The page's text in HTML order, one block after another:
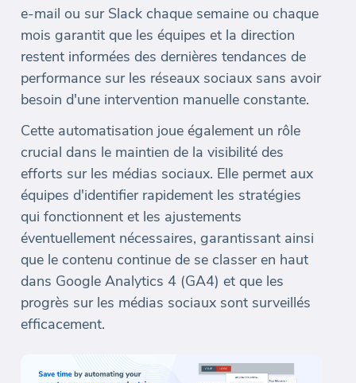
e-mail ou sur Slack chaque semaine ou chaque
mois garantit que les équipes et la direction
restent informées des dernières tendances de
performance sur les réseaux sociaux sans avoir
besoin d'une intervention manuelle constante.
Cette automatisation joue également un rôle
crucial dans le maintien de la visibilité des
efforts sur les médias sociaux. Elle permet aux
équipes d'identifier rapidement les stratégies
qui fonctionnent et les ajustements
éventuellement nécessaires, garantissant ainsi
que le contenu continue de se classer en haut
dans Google Analytics 4 (GA4) et que les
progrès sur les médias sociaux sont surveillés
efficacement.